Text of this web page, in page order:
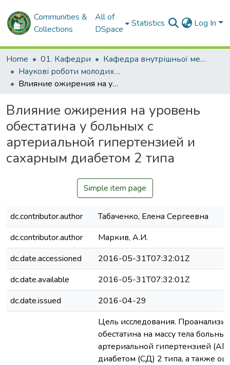
Communities &
Collections
All of
DSpace
Statistics Log In
Home 01. Кафедри
Кафедра внутрішньої медицини № 2 і клінічної імунології та алергології імені академіка Л.Т. Малої
Наукові роботи молодих дослідників та кваліфікаційні роботи. Кафедра внутрішньої медицини № 2 і клінічної імунології та алергології ім. ак. Л.Т. Малої
Влияние ожирения на уровень обестатина у больных с артериальной гипертензией и сахарным диабетом 2 типа
Влияние ожирения на уровень
обестатина у больных с
артериальной гипертензией и
сахарным диабетом 2 типа
Simple item page
dc.contributor.author
Табаченко, Елена Сергеевна
dc.contributor.author
Маркив, А.И.
dc.date.accessioned
2016-05-31T07:32:01Z
dc.date.available
2016-05-31T07:32:01Z
dc.date.issued
2016-04-29
Цель исследования.
обестатина на массу тела
артериальной гипертензией
диабетом (СД) 2 типа, а также